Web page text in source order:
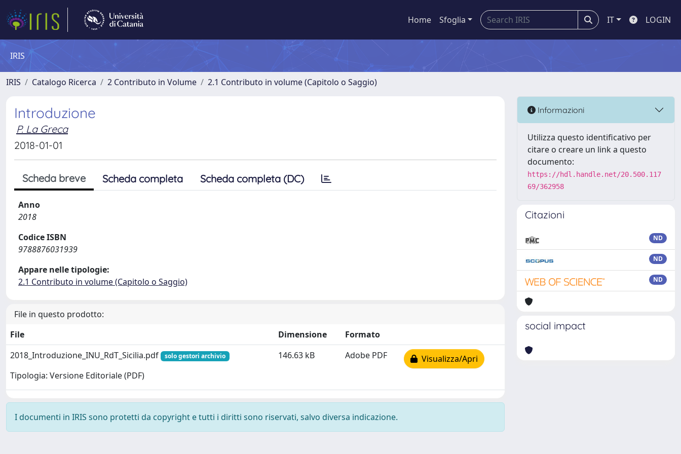
Home Sfoglia IT LOGIN
IRIS
IRIS Catalogo Ricerca 2 Contributo in Volume 2.1 Contributo in volume (Capitolo o Saggio)
Introduzione
P. La Greca
2018-01-01
Scheda breve Scheda completa Scheda completa (DC)
Anno
2018
Codice ISBN
9788876031939
Appare nelle tipologie:
2.1 Contributo in volume (Capitolo o Saggio)
File in questo prodotto:
File
Dimensione
Formato
2018_Introduzione_INU_RdT_Sicilia.pdf
solo gestori archivio
Tipologia: Versione Editoriale (PDF)
146.63 kB Adobe PDF Visualizza/Apri
I documenti in IRIS sono protetti da copyright e tutti i diritti sono riservati, salvo diversa indicazione.
Informazioni
Utilizza questo identificativo per
citare o creare un link a questo
documento:
https://hdl.handle.net/20.500.117
69/362958
Citazioni
ND
ND
ND
social impact